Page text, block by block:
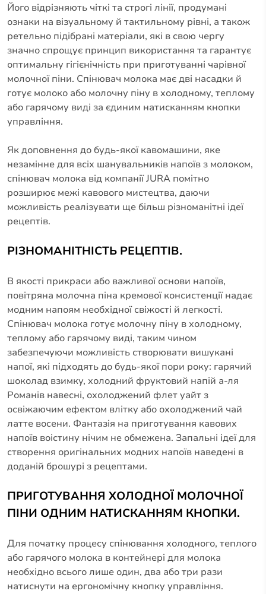
Його відрізняють чіткі та строгі лінії, продумані
ознаки на візуальному й тактильному рівні, а також
ретельно підібрані матеріали, які в свою чергу
значно спрощує принцип використання та гарантує
оптимальну гігієнічність при приготуванні чарівної
молочної піни. Спінювач молока має дві насадки й
готує молоко або молочну піну в холодному, теплому
або гарячому виді за єдиним натисканням кнопки
управління.
Як доповнення до будь-якої кавомашини, яке
незамінне для всіх шанувальників напоїв з молоком,
спінювач молока від компанії JURA помітно
розширює межі кавового мистецтва, даючи
можливість реалізувати ще більш різноманітні ідеї
рецептів.
РІЗНОМАНІТНІСТЬ РЕЦЕПТІВ.
В якості прикраси або важливої основи напоїв,
повітряна молочна піна кремової консистенції надає
модним напоям необхідної свіжості й легкості.
Спінювач молока готує молочну піну в холодному,
теплому або гарячому виді, таким чином
забезпечуючи можливість створювати вишукані
напої, які підходять до будь-якої пори року: гарячий
шоколад взимку, холодний фруктовий напій а-ля
Романів навесні, охолоджений флет уайт з
освіжаючим ефектом влітку або охолоджений чай
латте восени. Фантазія на приготування кавових
напоїв воістину нічим не обмежена. Запальні ідеї для
створення оригінальних модних напоїв наведені в
доданій брошурі з рецептами.
ПРИГОТУВАННЯ ХОЛОДНОЇ МОЛОЧНОЇ
ПІНИ ОДНИМ НАТИСКАННЯМ КНОПКИ.
Для початку процесу спінювання холодного, теплого
або гарячого молока в контейнері для молока
необхідно всього лише один, два або три рази
натиснути на ергономічну кнопку управління.